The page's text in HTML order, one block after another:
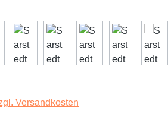
Versandkosten